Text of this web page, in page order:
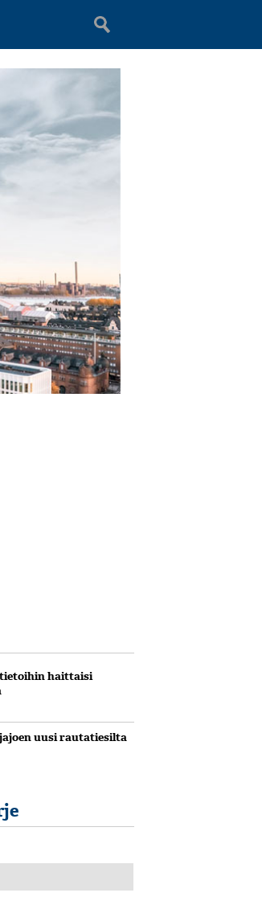
haittaisi
uusi rautatiesilta